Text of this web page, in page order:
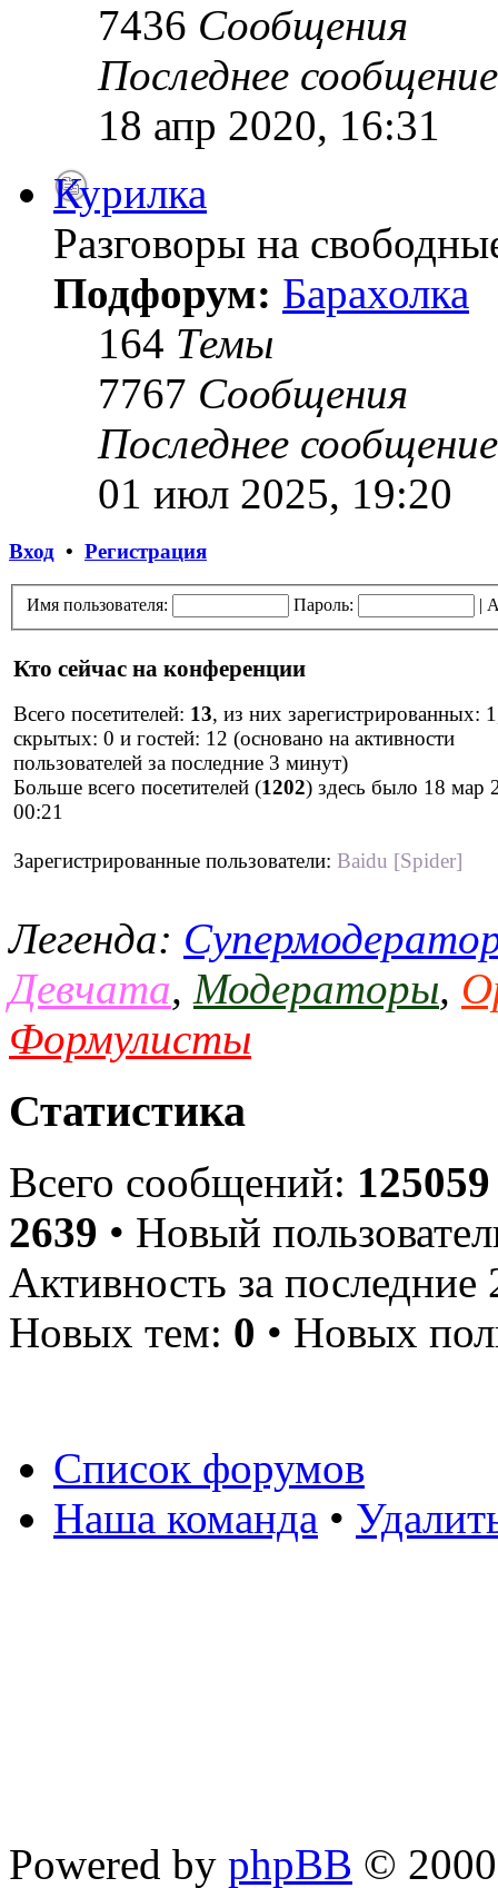
7436 Сообщения
Последнее сообщение
18 апр 2020, 16:31
Курилка
Разговоры на
Подфорум: Барахолка
164 Темы
7767 Сообщения
Последнее сообщение
01 июл 2025, 19:20
Вход • Регистрация
Имя пользователя: Пароль: |
Кто сейчас на конференции
Всего посетителей: 13, из них зарегистрированных:
скрытых: 0 и гостей: 12 (основано на активности
пользователей за последние 3 минут)
Больше всего посетителей (1202) здесь было 18 мар
00:21
Зарегистрированные пользователи: Baidu [Spider]
Легенда:
Девчата, Модераторы,
Формулисты
Статистика
Всего сообщений: 125059
2639 • Новый
Активность за
Новых тем: 0 • Новых
Список форумов
Наша команда •
Powered by phpBB ©